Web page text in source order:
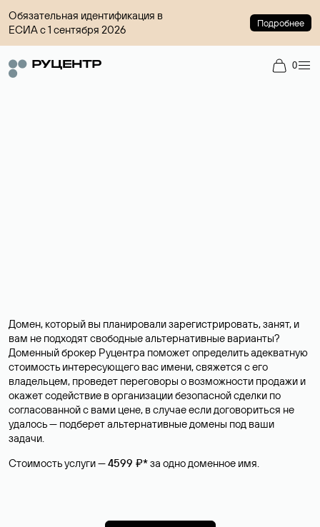
Обязательная идентификация в
ЕСИА с 1 сентября 2026
Подробнее
0
Домен, который вы планировали зарегистрировать, занят, и
вам не подходят свободные альтернативные варианты?
Доменный брокер Руцентра поможет определить адекватную
стоимость интересующего вас имени, свяжется с его
владельцем, проведет переговоры о возможности продажи и
окажет содействие в организации безопасной сделки по
согласованной с вами цене, в случае если договориться не
удалось — подберет альтернативные домены под ваши
задачи.
Стоимость услуги —4599 ₽*за одно доменное имя.